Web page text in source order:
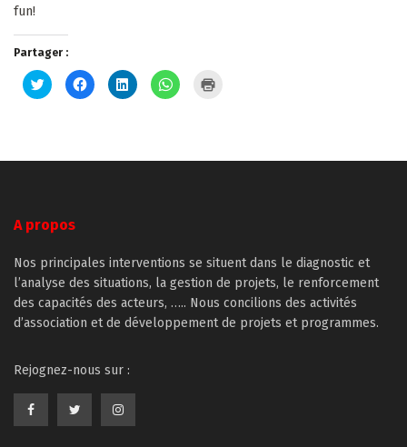
fun!
Partager :
Cliquez
pour
partager
nouvelle
Cliquez
pour
partager
nouvelle
Cliquez
pour
partager
nouvelle
Cliquez
pour
nouvelle
A propos
Nos principales interventions se situent dans le diagnostic et
l’analyse des situations, la gestion de projets, le renforcement
des capacités des acteurs, ….. Nous concilions des activités
d’association et de développement de projets et programmes.
Rejognez-nous sur :